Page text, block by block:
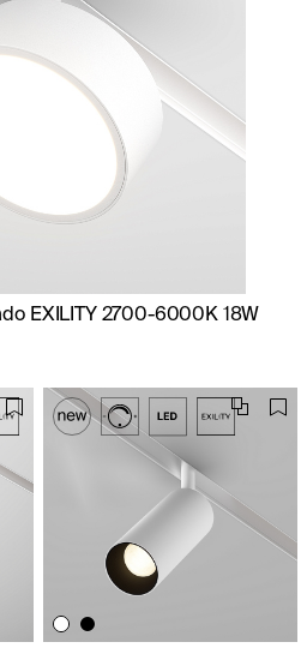
EXILITY 2700-6000K 18W